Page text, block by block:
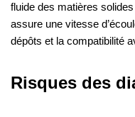
fluide des matières
assure une vitesse
dépôts et la compatibilité
Risques des